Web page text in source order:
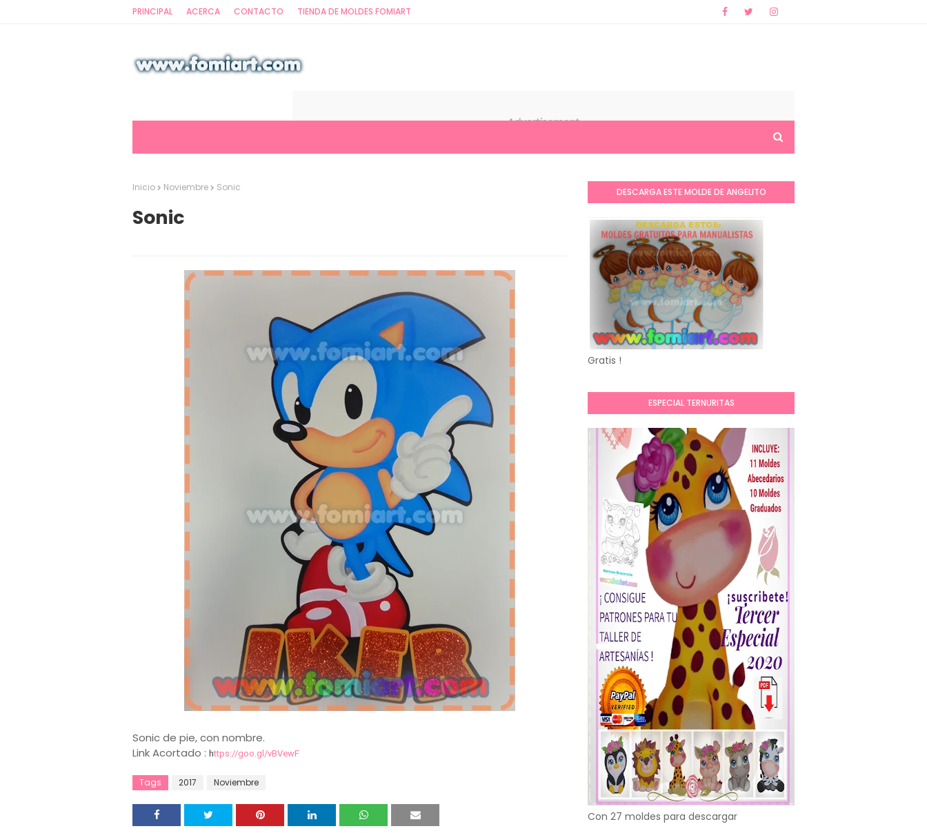
PRINCIPAL ACERCA CONTACTO TIENDA DE MOLDES FOMIART
Inicio Noviembre Sonic
Sonic
Sonic de pie, con nombre.
Link Acortado : https://goo.gl/vBVewF
Tags 2017 Noviembre
DESCARGA ESTE MOLDE DE ANGELITO
Gratis !
ESPECIAL TERNURITAS
Con 27 moldes para descargar